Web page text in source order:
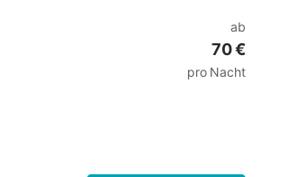
ab
70 €
pro Nacht